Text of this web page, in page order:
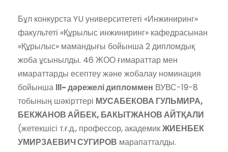
Бұл конкурста YU университететі «Инжиниринг»
факультеті «Құрылыс инжиниринг» кафедрасынан
«Құрылыс» мамандығы бойынша 2 дипломдық
жоба ұсынылды. 46 ЖОО ғимараттар мен
имараттарды есептеу және жобалау номинация
бойынша ІІІ- дәрежелі дипломмен ВУВС-19-8
тобының шәкірттері МУСАБЕКОВА ГУЛЬМИРА,
БЕКЖАНОВ АЙБЕК, БАКЫТЖАНОВ АЙТҚАЛИ
(жетекшісі т.ғ.д., профессор, академикЖИЕНБЕК
УМИРЗАЕВИЧ СУГИРОВ марапатталды.